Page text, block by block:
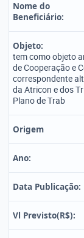
Nome do
Beneficiário:
Objeto:
tem como objeto
de Cooperação e
correspondente
da Atricon e dos
Plano de Trab
Origem
Ano:
Data Publicação:
Vl Previsto(R$):